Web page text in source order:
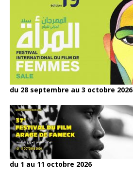
du 28 septembre au 3 octobre 2026
du 1 au 11 octobre 2026